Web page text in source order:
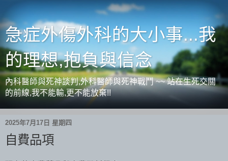
急症外傷外科的大小事...我
的理想,抱負與信念
內科醫師與死神談判,外科醫師與死神戰鬥 ~~ 站在生死交關
的前線,我不能輸,更不能放棄!!
2025年7月17日 星期四
自費品項